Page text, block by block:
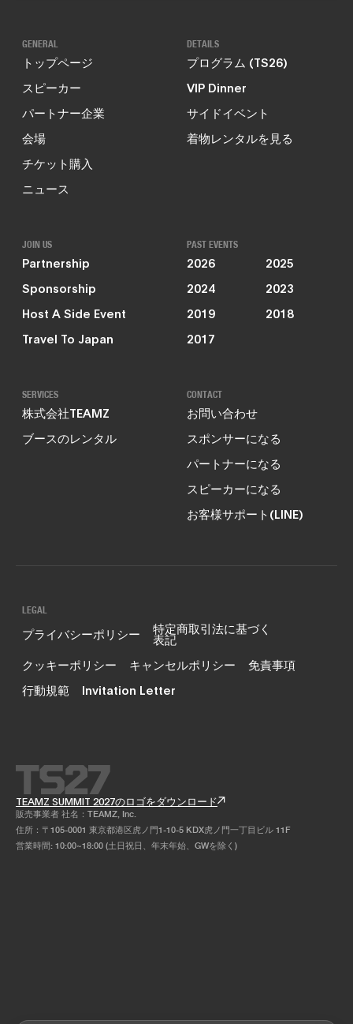
GENERAL
トップページ
スピーカー
パートナー企業
会場
チケット購入
ニュース
DETAILS
プログラム (TS26)
VIP Dinner
サイドイベント
着物レンタルを見る
JOIN US
Partnership
Sponsorship
Host A Side Event
Travel To Japan
PAST EVENTS
2026
2025
2024
2023
2019
2018
2017
SERVICES
株式会社TEAMZ
ブースのレンタル
CONTACT
お問い合わせ
スポンサーになる
パートナーになる
スピーカーになる
お客様サポート(LINE)
LEGAL
プライバシーポリシー 特定商取引法に基づく
表記
クッキーポリシー
キャンセルポリシー
免責事項
行動規範
Invitation Letter
TEAMZ SUMMIT 2027のロゴをダウンロード
販売事業者 社名：TEAMZ, Inc.
住所：〒105-0001 東京都港区虎ノ門1-10-5 KDX虎ノ門一丁目ビル 11F
営業時間: 10:00~18:00 (土日祝日、年末年始、GWを除く)